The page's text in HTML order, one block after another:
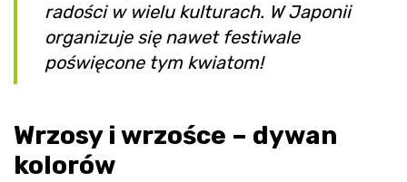
radości w wielu kulturach. W Japonii
organizuje się nawet festiwale
poświęcone tym kwiatom!
Wrzosy i wrzośce – dywan
kolorów